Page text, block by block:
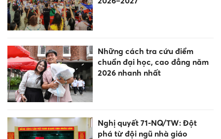
Những cách tra cứu điểm
chuẩn đại học, cao đẳng năm
2026 nhanh nhất
Nghị quyết 71-NQ/TW: Đột
phá từ đội ngũ nhà giáo